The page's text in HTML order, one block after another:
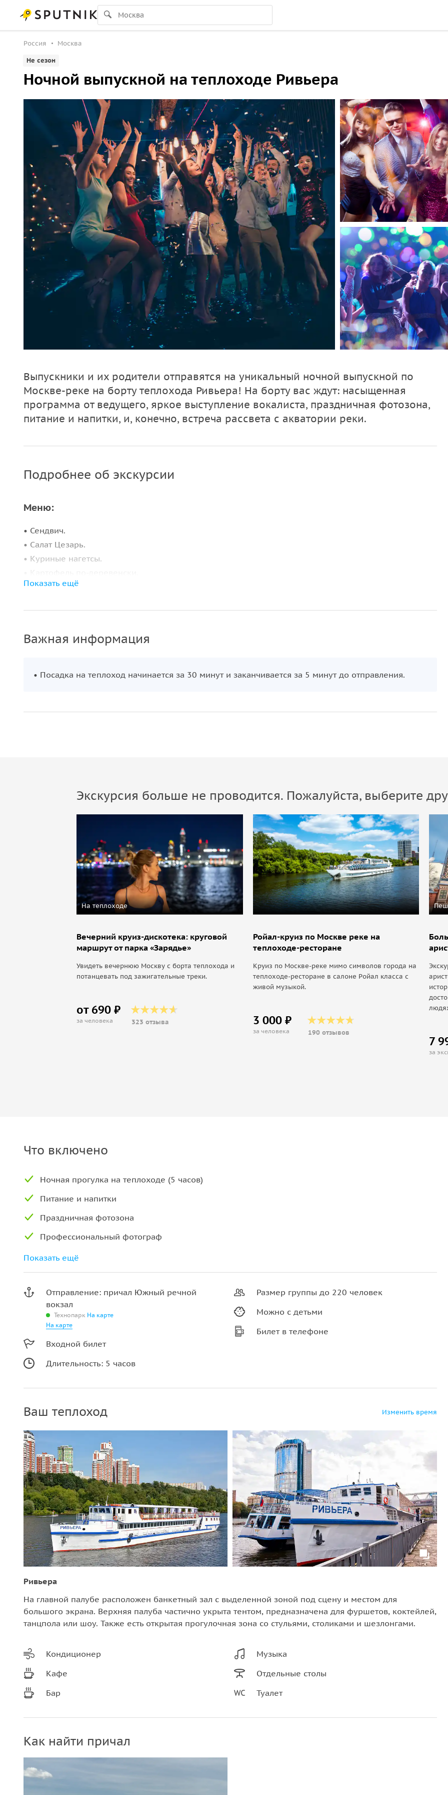
Россия
Москва
Не сезон
Ночной выпускной на теплоходе Ривьера
Выпускники и их родители отправятся на уникальный ночной выпускной по
Москве-реке на борту теплохода Ривьера! На борту вас ждут: насыщенная
программа от ведущего, яркое выступление вокалиста, праздничная фотозона,
питание и напитки, и, конечно, встреча рассвета с акватории реки.
Подробнее об экскурсии
Меню:
• Сендвич.
• Салат Цезарь.
• Куриные нагетсы.
• Десерт.
Показать ещё
Важная информация
• Посадка на теплоход начинается за 30 минут и заканчивается за 5 минут до отправления.
Экскурсия больше не проводится. Пожалуйста, выберите
На теплоходе
Вечерний круиз-дискотека: круговой
маршрут от парка «Зарядье»
Увидеть вечернюю Москву с борта теплохода и
потанцевать под зажигательные треки.
от 690 ₽
за человека 323 отзыва
Ройал-круиз по Москве реке на
теплоходе-ресторане
Круиз по Москве-реке мимо символов города на
теплоходе-ресторане в салоне Ройал класса с
живой музыкой.
3 000 ₽
за человека 190 отзывов
7
за
Что включено
Ночная прогулка на теплоходе (5 часов)
Питание и напитки
Праздничная фотозона
Профессиональный фотограф
Насыщенная программа от ведущего
Выбор Короля и Королевы бала
Легендарное бумажное шоу
Встреча рассвета на Москва-реке
Запуск воздушных шаров
Невероятная дискотека от DJ
Охрана и медик на борту
Показать ещё
Отправление: причал Южный речной
вокзал
Технопарк На карте
На карте
Входной билет
Длительность: 5 часов
Размер группы до 220 человек
Можно с детьми
Билет в телефоне
Ваш теплоход Изменить время
Ривьера
На главной палубе расположен банкетный зал с выделенной зоной под сцену и местом для
большого экрана. Верхняя палуба частично укрыта тентом, предназначена для фуршетов, коктейлей,
танцпола или шоу. Также есть открытая прогулочная зона со стульями, столиками и шезлонгами.
Кондиционер
Кафе
Бар
Музыка
Отдельные столы
Туалет
Как найти причал